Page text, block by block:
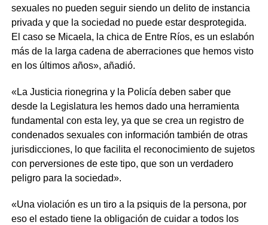
sexuales no pueden seguir siendo un delito de instancia
privada y que la sociedad no puede estar desprotegida.
El caso se Micaela, la chica de Entre Ríos, es un eslabón
más de la larga cadena de aberraciones que hemos visto
en los últimos años», añadió.
«La Justicia rionegrina y la Policía deben saber que
desde la Legislatura les hemos dado una herramienta
fundamental con esta ley, ya que se crea un registro de
condenados sexuales con información también de otras
jurisdicciones, lo que facilita el reconocimiento de sujetos
con perversiones de este tipo, que son un verdadero
peligro para la sociedad».
«Una violación es un tiro a la psiquis de la persona, por
eso el estado tiene la obligación de cuidar a todos los